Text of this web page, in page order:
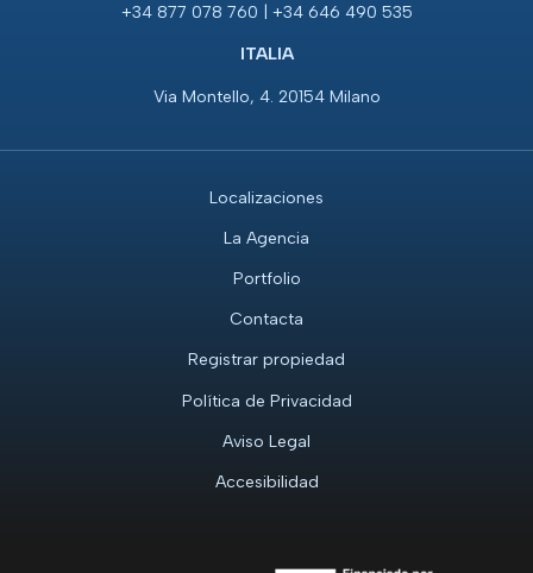
+34 877 078 760 | +34 646 490 535
ITALIA
Via Montello, 4. 20154 Milano
Localizaciones
La Agencia
Portfolio
Contacta
Registrar propiedad
Política de Privacidad
Aviso Legal
Accesibilidad